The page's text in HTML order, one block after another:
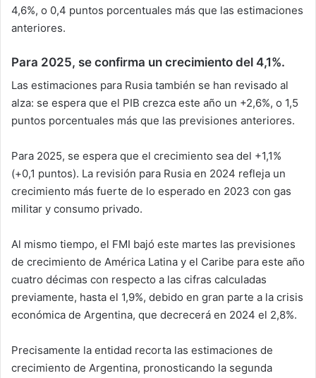
4,6%, o 0,4 puntos porcentuales más que las estimaciones
anteriores.
Para 2025, se confirma un crecimiento del 4,1%.
Las estimaciones para Rusia también se han revisado al
alza: se espera que el PIB crezca este año un +2,6%, o 1,5
puntos porcentuales más que las previsiones anteriores.
Para 2025, se espera que el crecimiento sea del +1,1%
(+0,1 puntos). La revisión para Rusia en 2024 refleja un
crecimiento más fuerte de lo esperado en 2023 con gas
militar y consumo privado.
Al mismo tiempo, el FMI bajó este martes las previsiones
de crecimiento de América Latina y el Caribe para este año
cuatro décimas con respecto a las cifras calculadas
previamente, hasta el 1,9%, debido en gran parte a la crisis
económica de Argentina, que decrecerá en 2024 el 2,8%.
Precisamente la entidad recorta las estimaciones de
crecimiento de Argentina, pronosticando la segunda